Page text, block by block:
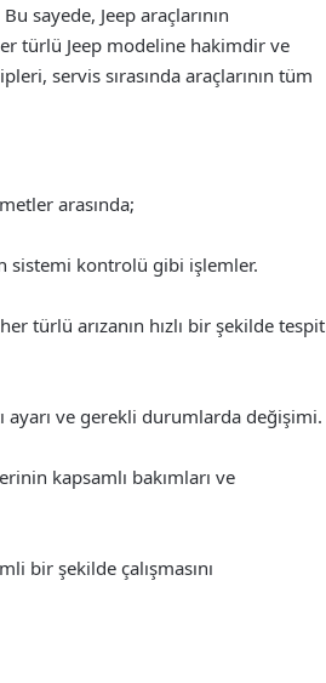
sayede, Jeep araçlarının
türlü Jeep modeline hakimdir ve
servis sırasında araçlarının tüm
arasında;
sistemi kontrolü gibi işlemler.
türlü arızanın hızlı bir şekilde tespit
ayarı ve gerekli durumlarda değişimi.
kapsamlı bakımları ve
bir şekilde çalışmasını